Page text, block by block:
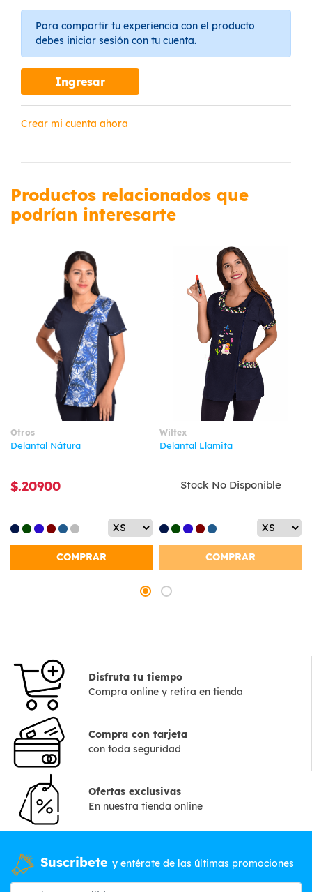
Para compartir tu experiencia con el producto
debes iniciar sesión con tu cuenta.
Ingresar
Crear mi cuenta ahora
Productos relacionados que
podrían interesarte
Otros
Delantal Nátura
$.20900
COMPRAR
Wiltex
Delantal Llamita
Stock No Disponible
COMPRAR
Disfruta tu tiempo
Compra online y retira en tienda
Compra con tarjeta
con toda seguridad
Ofertas exclusivas
En nuestra tienda online
Suscribete y entérate de las últimas promociones